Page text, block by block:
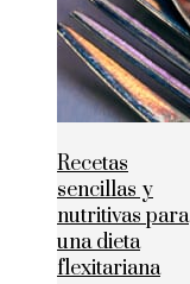
Recetas
sencillas y
nutritivas para
una dieta
flexitariana